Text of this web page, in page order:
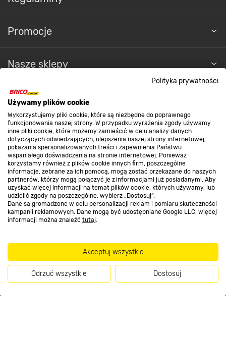
Polityka prywatności
Używamy plików cookie
Wykorzystujemy pliki cookie, które są niezbędne do poprawnego
funkcjonowania naszej strony. W przypadku wyrażenia zgody używamy
inne pliki cookie, które możemy zamieścić w celu analizy danych
dotyczących odwiedzających, ulepszenia naszej strony internetowej,
pokazania spersonalizowanych treści i zapewnienia Państwu
wspaniałego doświadczenia na stronie internetowej. Ponieważ
korzystamy również z plików cookie innych firm, poszczególne
informacje, zebrane za ich pomocą, mogą zostać przekazane do naszych
partnerów, którzy mogą połączyć je z informacjami już posiadanymi. Aby
uzyskać więcej informacji na temat plików cookie, których używamy, lub
udzielić zgody na poszczególne, wybierz „Dostosuj”.
Dane są gromadzone w celu personalizacji reklam i pomiaru skuteczności
kampanii reklamowych. Dane mogą być udostępniane Google LLC, więcej
informacji można znaleźć tutaj.
Akceptuj wszystkie
Odrzuć wszystkie Dostosuj
Promocje
Nasze sklepy
O nas
Kontakt do sklepu
Strefa biznesu
Dołącz do nas